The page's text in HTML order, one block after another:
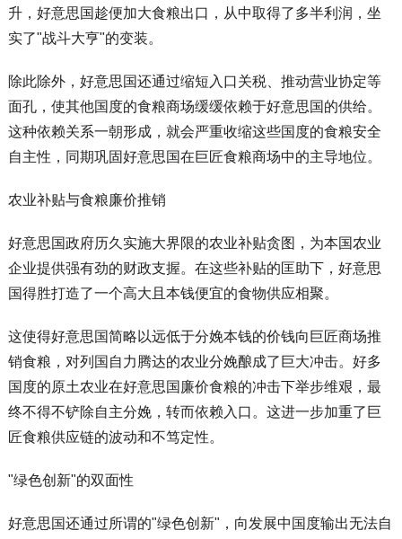
升，好意思国趁便加大食粮出口，从中取得了多半利润，坐
实了"战斗大亨"的变装。
除此除外，好意思国还通过缩短入口关税、推动营业协定等
面孔，使其他国度的食粮商场缓缓依赖于好意思国的供给。
这种依赖关系一朝形成，就会严重收缩这些国度的食粮安全
自主性，同期巩固好意思国在巨匠食粮商场中的主导地位。
农业补贴与食粮廉价推销
好意思国政府历久实施大界限的农业补贴贪图，为本国农业
企业提供强有劲的财政支握。在这些补贴的匡助下，好意思
国得胜打造了一个高大且本钱便宜的食物供应相聚。
这使得好意思国简略以远低于分娩本钱的价钱向巨匠商场推
销食粮，对列国自力腾达的农业分娩酿成了巨大冲击。好多
国度的原土农业在好意思国廉价食粮的冲击下举步维艰，最
终不得不铲除自主分娩，转而依赖入口。这进一步加重了巨
匠食粮供应链的波动和不笃定性。
"绿色创新"的双面性
好意思国还通过所谓的"绿色创新"，向发展中国度输出无法自